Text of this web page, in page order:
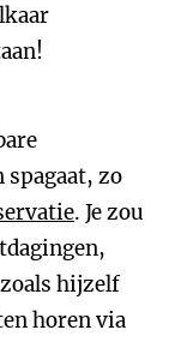
spagaat, zo
. Je zou
hijzelf
horen via